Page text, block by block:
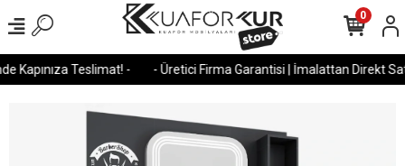
Kapınıza Teslimat! - - Üretici Firma Garantisi | İmalattan Direkt
0